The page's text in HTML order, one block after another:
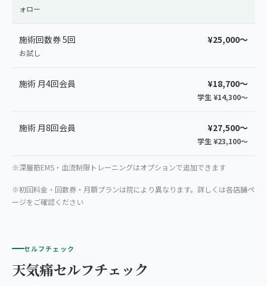
ォロー
施術回数券 5回
お試し
¥25,000〜
施術 月4回会員 ¥18,700〜
学生 ¥14,300〜
施術 月8回会員 ¥27,500〜
学生 ¥23,100〜
※深層筋EMS・血流制限トレーニングはオプションで追加できます
※初回料金・回数券・月額プランは院により異なります。詳しくは各店舗ペ
ージをご確認ください
セルフチェック
天気痛セルフチェック